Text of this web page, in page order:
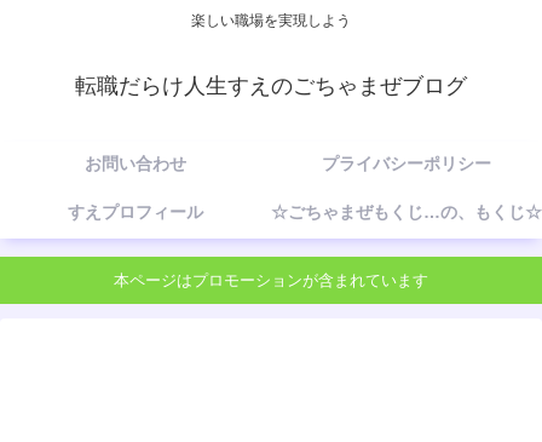
楽しい職場を実現しよう
転職だらけ人生すえのごちゃまぜブログ
お問い合わせ プライバシーポリシー
すえプロフィール ☆ごちゃまぜもくじ…の、もくじ☆
本ページはプロモーションが含まれています